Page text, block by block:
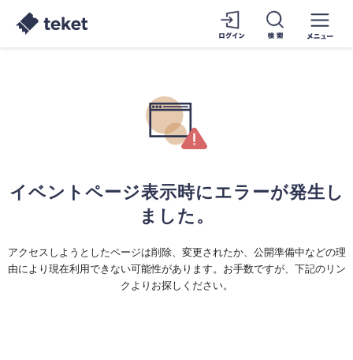
イベントページ表示時にエラーが発生し
ました。
アクセスしようとしたページは削除、変更されたか、公開準備中などの理
由により現在利用できない可能性があります。お手数ですが、下記のリン
クよりお探しください。